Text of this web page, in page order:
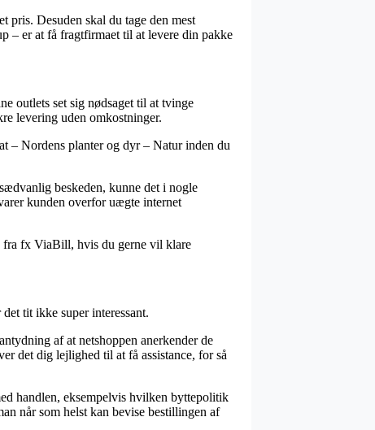
Desuden skal du tage den mest
– er at få fragtfirmaet til at levere din pakke
outlets set sig nødsaget til at tvinge
levering uden omkostninger.
– Nordens planter og dyr – Natur inden du
beskeden, kunne det i nogle
kunden overfor uægte internet
fra fx ViaBill, hvis du gerne vil klare
tit ikke super interessant.
af at netshoppen anerkender de
det dig lejlighed til at få assistance, for så
handlen, eksempelvis hvilken byttepolitik
når som helst kan bevise bestillingen af